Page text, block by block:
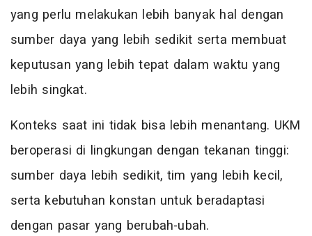
yang perlu melakukan lebih banyak hal dengan
sumber daya yang lebih sedikit serta membuat
keputusan yang lebih tepat dalam waktu yang
lebih singkat.
Konteks saat ini tidak bisa lebih menantang. UKM
beroperasi di lingkungan dengan tekanan tinggi:
sumber daya lebih sedikit, tim yang lebih kecil,
serta kebutuhan konstan untuk beradaptasi
dengan pasar yang berubah-ubah.